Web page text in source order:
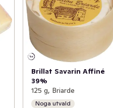
Brillat Savarin Affiné
39%
125 g, Briarde
Noga utvald